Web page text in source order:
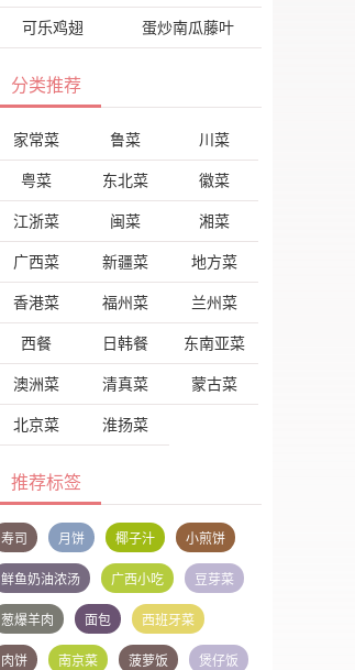
可乐鸡翅 蛋炒南瓜藤叶
分类推荐
家常菜 鲁菜 川菜
粤菜 东北菜 徽菜
江浙菜 闽菜 湘菜
广西菜 新疆菜 地方菜
香港菜 福州菜 兰州菜
西餐 日韩餐 东南亚菜
澳洲菜 清真菜 蒙古菜
北京菜 淮扬菜
推荐标签
寿司 月饼 椰子汁 小煎饼
鲜鱼奶油浓汤 广西小吃 豆芽菜
葱爆羊肉 面包 西班牙菜
肉饼 南京菜 菠萝饭 煲仔饭